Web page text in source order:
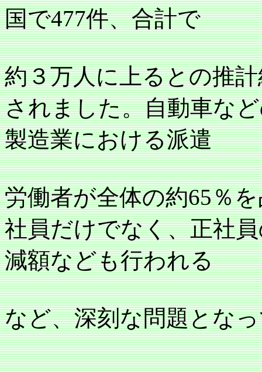
国で477件、合計で
約３万人に上るとの推
されました。自動車な
製造業における派遣
労働者が全体の約65％
社員だけでなく、正社
減額なども行われる
など、深刻な問題とな